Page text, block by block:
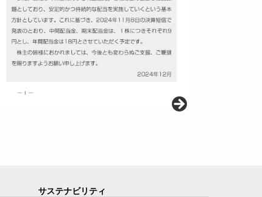
サステナビリティ